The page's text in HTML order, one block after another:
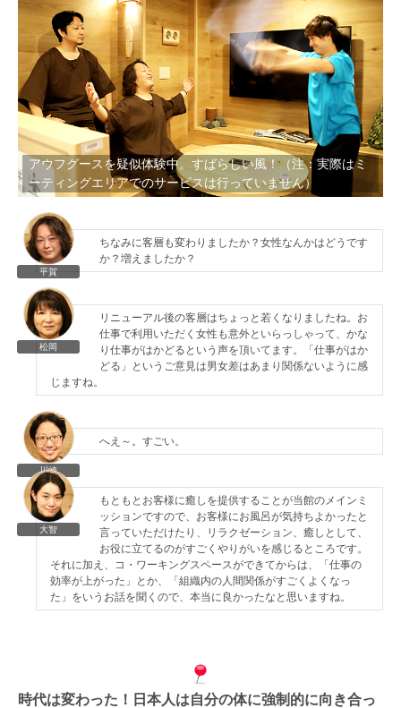
アウフグースを疑似体験中。すばらしい風！（注：実際はミ
ーティングエリアでのサービスは行っていません）
平賀
ちなみに客層も変わりましたか？女性なんかはどうです
か？増えましたか？
松岡
リニューアル後の客層はちょっと若くなりましたね。お
仕事で利用いただく女性も意外といらっしゃって、かな
り仕事がはかどるという声を頂いてます。「仕事がはか
どる」というご意見は男女差はあまり関係ないように感
じますね。
川崎
へえ～。すごい。
大智
もともとお客様に癒しを提供することが当館のメインミ
ッションですので、お客様にお風呂が気持ちよかったと
言っていただけたり、リラクゼーション、癒しとして、
お役に立てるのがすごくやりがいを感じるところです。
それに加え、コ・ワーキングスペースができてからは、「仕事の
効率が上がった」とか、「組織内の人間関係がすごくよくなっ
た」をいうお話を聞くので、本当に良かったなと思いますね。
時代は変わった！日本人は自分の体に強制的に向き合っ